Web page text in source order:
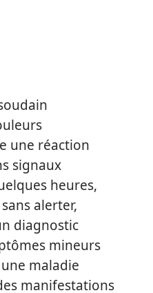
une réaction
signaux
heures,
alerter,
diagnostic
mineurs
maladie
manifestations